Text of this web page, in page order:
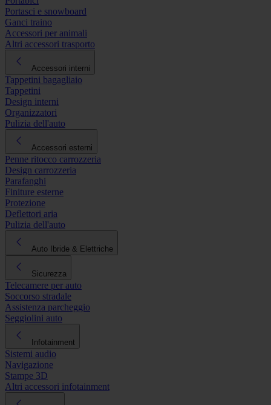
Portasci e snowboard
Ganci traino
Accessori per animali
Altri accessori trasporto
Accessori interni
Tappetini bagagliaio
Tappetini
Design interni
Organizzatori
Pulizia dell'auto
Accessori esterni
Penne ritocco carrozzeria
Design carrozzeria
Parafanghi
Finiture esterne
Protezione
Deflettori aria
Pulizia dell'auto
Auto Ibride & Elettriche
Sicurezza
Telecamere per auto
Soccorso stradale
Assistenza parcheggio
Seggiolini auto
Infotainment
Sistemi audio
Navigazione
Stampe 3D
Altri accessori infotainment